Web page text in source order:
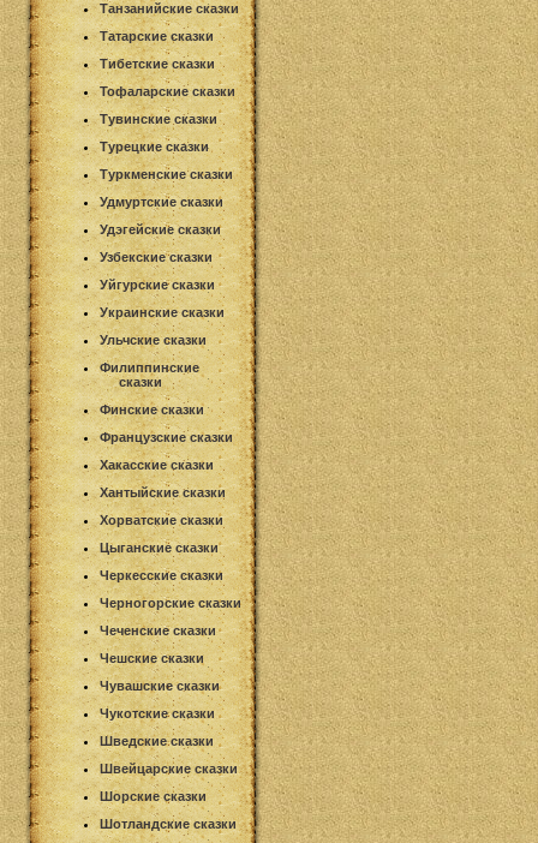
Танзанийские сказки
Татарские сказки
Тибетские сказки
Тофаларские сказки
Тувинские сказки
Турецкие сказки
Туркменские сказки
Удмуртские сказки
Удэгейские сказки
Узбекские сказки
Уйгурские сказки
Украинские сказки
Ульчские сказки
Филиппинские
сказки
Финские сказки
Французские сказки
Хакасские сказки
Хантыйские сказки
Хорватские сказки
Цыганские сказки
Черкесские сказки
Черногорские сказки
Чеченские сказки
Чешские сказки
Чувашские сказки
Чукотские сказки
Шведские сказки
Швейцарские сказки
Шорские сказки
Шотландские сказки